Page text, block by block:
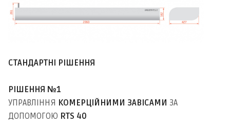
СТАНДАРТНІ РІШЕННЯ
РІШЕННЯ №1
УПРАВЛІННЯ КОМЕРЦІЙНИМИ ЗАВІСАМИ ЗА
ДОПОМОГОЮ RTS 40